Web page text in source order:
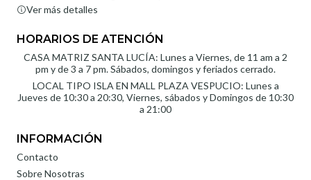
Ver más detalles
HORARIOS DE ATENCIÓN
CASA MATRIZ SANTA LUCÍA: Lunes a Viernes, de 11 am a 2
pm y de 3 a 7 pm. Sábados, domingos y feriados cerrado.
LOCAL TIPO ISLA EN MALL PLAZA VESPUCIO: Lunes a
Jueves de 10:30 a 20:30, Viernes, sábados y Domingos de 10:30
a 21:00
INFORMACIÓN
Contacto
Sobre Nosotras